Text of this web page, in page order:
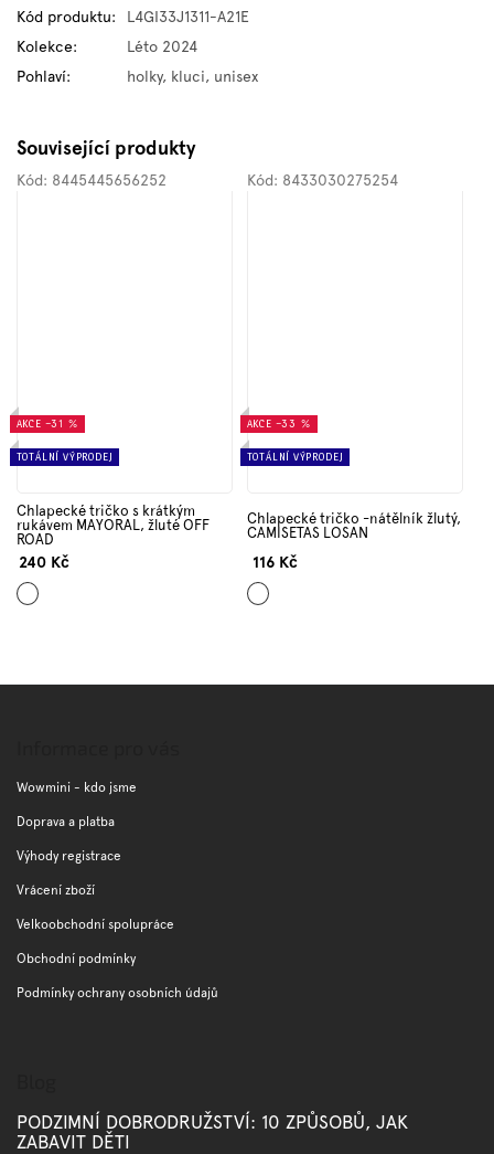
Kód produktu:
L4GI33J1311-A21E
Kolekce:
Léto 2024
Pohlaví: holky, kluci, unisex
Související produkty
AKCE –31 %
TOTÁLNÍ VÝPRODEJ
Chlapecké tričko s krátkým
rukávem MAYORAL, žluté OFF
ROAD
240 Kč
Žlutá
Kód: 8445445656252
AKCE –33 %
TOTÁLNÍ VÝPRODEJ
Chlapecké tričko -nátělník žlutý,
CAMISETAS LOSAN
116 Kč
Žlutá
Kód: 8433030275254
Wowmini - kdo jsme
Doprava a platba
Výhody registrace
Vrácení zboží
Velkoobchodní spolupráce
Obchodní podmínky
Podmínky ochrany osobních údajů
PODZIMNÍ DOBRODRUŽSTVÍ: 10 ZPŮSOBŮ, JAK
ZABAVIT DĚTI